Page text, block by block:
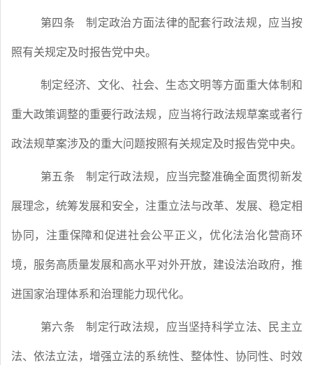
第四条 制定政治方面法律的配套行政法规，应当按
照有关规定及时报告党中央。
制定经济、文化、社会、生态文明等方面重大体制和
重大政策调整的重要行政法规，应当将行政法规草案或者行
政法规草案涉及的重大问题按照有关规定及时报告党中央。
第五条 制定行政法规，应当完整准确全面贯彻新发
展理念，统筹发展和安全，注重立法与改革、发展、稳定相
协同，注重保障和促进社会公平正义，优化法治化营商环
境，服务高质量发展和高水平对外开放，建设法治政府，推
进国家治理体系和治理能力现代化。
第六条 制定行政法规，应当坚持科学立法、民主立
法、依法立法，增强立法的系统性、整体性、协同性、时效